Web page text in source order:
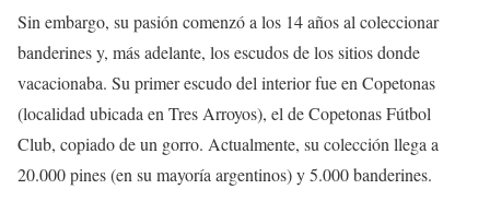
Sin embargo, su pasión comenzó a los 14 años al coleccionar
banderines y, más adelante, los escudos de los sitios donde
vacacionaba. Su primer escudo del interior fue en Copetonas
(localidad ubicada en Tres Arroyos), el de Copetonas Fútbol
Club, copiado de un gorro. Actualmente, su colección llega a
20.000 pines (en su mayoría argentinos) y 5.000 banderines.